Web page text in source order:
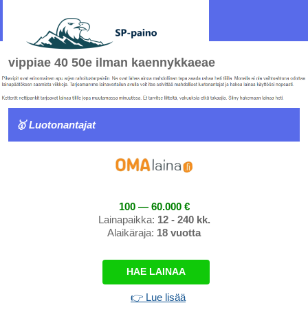
vippiae 40 50e ilman kaennykkaeae
🥇 Luotonantajat
100 — 60.000 €
Lainapaikka: 12 - 240 kk.
Alaikäraja: 18 vuotta
HAE LAINAA
👉 Lue lisää